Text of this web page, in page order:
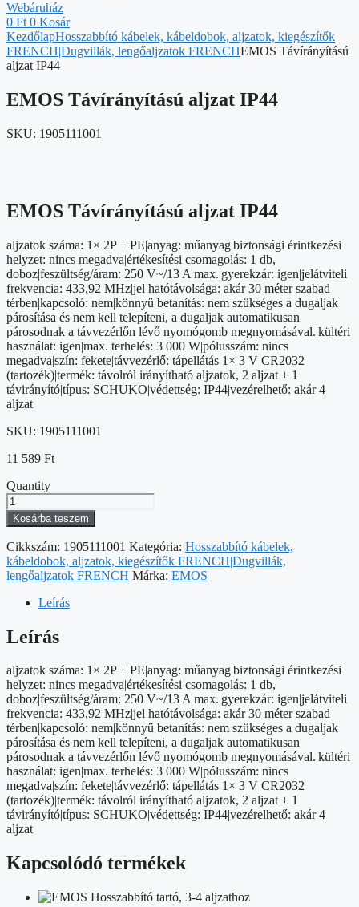
Webáruház
0 Ft 0 Kosár
KezdőlapHosszabbító kábelek, kábeldobok, aljzatok, kiegészítők
FRENCH|Dugvillák, lengőaljzatok FRENCHEMOS Távírányítású
aljzat IP44
EMOS Távírányítású aljzat IP44
SKU: 1905111001
EMOS Távírányítású aljzat IP44
aljzatok száma: 1× 2P + PE|anyag: műanyag|biztonsági érintkezési
helyzet: nincs megadva|értékesítési csomagolás: 1 db,
doboz|feszültség/áram: 250 V~/13 A max.|gyerekzár: igen|jelátviteli
frekvencia: 433,92 MHz|jel hatótávolsága: akár 30 méter szabad
térben|kapcsoló: nem|könnyű betanítás: nem szükséges a dugaljak
párosítása és nem kell telepíteni, a dugaljak automatikusan
párosodnak a távvezérlőn lévő nyomógomb megnyomásával.|kültéri
használat: igen|max. terhelés: 3 000 W|pólusszám: nincs
megadva|szín: fekete|távvezérlő: tápellátás 1× 3 V CR2032
(tartozék)|termék: távolról irányítható aljzatok, 2 aljzat + 1
távirányító|típus: SCHUKO|védettség: IP44|vezérelhető: akár 4
aljzat
SKU: 1905111001
11 589 Ft
Quantity
EMOS
Távírányítású
aljzat
IP44
mennyiség
Kosárba teszem
Cikkszám: 1905111001 Kategória: Hosszabbító kábelek,
kábeldobok, aljzatok, kiegészítők FRENCH|Dugvillák,
lengőaljzatok FRENCH Márka: EMOS
Leírás
Leírás
aljzatok száma: 1× 2P + PE|anyag: műanyag|biztonsági érintkezési
helyzet: nincs megadva|értékesítési csomagolás: 1 db,
doboz|feszültség/áram: 250 V~/13 A max.|gyerekzár: igen|jelátviteli
frekvencia: 433,92 MHz|jel hatótávolsága: akár 30 méter szabad
térben|kapcsoló: nem|könnyű betanítás: nem szükséges a dugaljak
párosítása és nem kell telepíteni, a dugaljak automatikusan
párosodnak a távvezérlőn lévő nyomógomb megnyomásával.|kültéri
használat: igen|max. terhelés: 3 000 W|pólusszám: nincs
megadva|szín: fekete|távvezérlő: tápellátás 1× 3 V CR2032
(tartozék)|termék: távolról irányítható aljzatok, 2 aljzat + 1
távirányító|típus: SCHUKO|védettség: IP44|vezérelhető: akár 4
aljzat
Kapcsolódó termékek